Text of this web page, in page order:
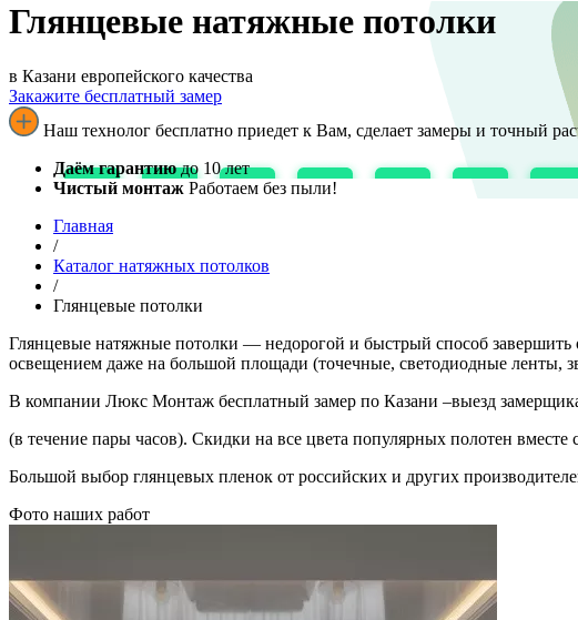
Глянцевые натяжные потолки
в ​​​​​​​Казани европейского качества
Закажите бесплатный замер
Наш технолог бесплатно приедет к Вам, сделает замеры и точный
Даём гарантиюдо 10 лет
Чистый монтаж Работаем без пыли!
Главная
/
Каталог натяжных потолков
/
Глянцевые потолки
Глянцевые натяжные потолки — недорогой и быстрый способ
освещением даже на большой площади (точечные, светодиодные ленты,
В компании Люкс Монтаж бесплатный замер по Казани –выезд
(в течение пары часов). Скидки на все цвета популярных полотен
Большой выбор глянцевых пленок от российских и других
Фото наших работ